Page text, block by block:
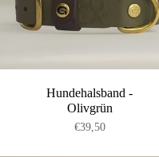
Hundehalsband -
Olivgrün
€39,50